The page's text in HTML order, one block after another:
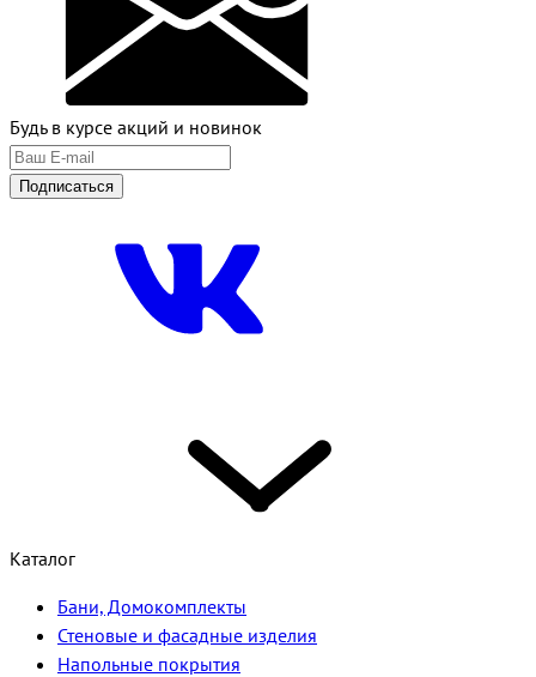
Будь в курсе акций и новинок
Подписаться
Каталог
Бани, Домокомплекты
Стеновые и фасадные изделия
Напольные покрытия